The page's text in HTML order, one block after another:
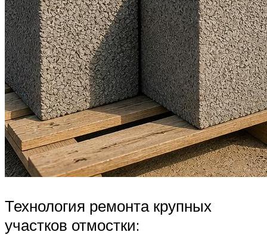
Технология ремонта крупных
участков отмостки: